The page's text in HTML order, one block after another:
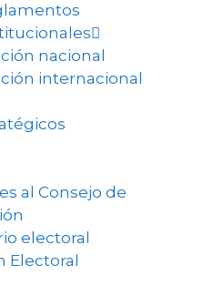
nacional
internacional
al Consejo de
electoral
Electoral